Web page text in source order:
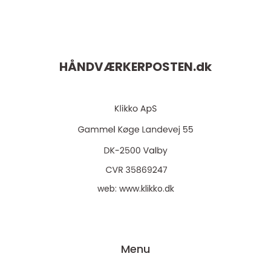
HÅNDVÆRKERPOSTEN.dk
web: www.klikko.dk
Menu